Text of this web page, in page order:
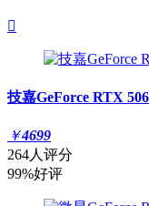

技嘉GeForce RTX
￥4699
264人评分
99%好评